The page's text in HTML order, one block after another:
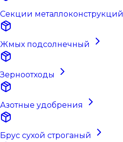
Секции металлоконструкций
Жмых подсолнечный
Зерноотходы
Азотные удобрения
Брус сухой строганый